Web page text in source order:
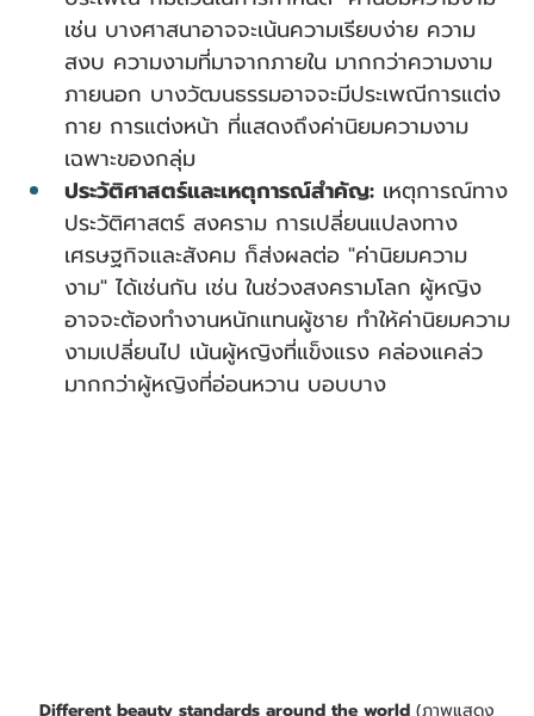
เช่น บางศาสนาอาจจะเน้นความเรียบง่าย ความ
สงบ ความงามที่มาจากภายใน มากกว่าความงาม
ภายนอก บางวัฒนธรรมอาจจะมีประเพณีการแต่ง
กาย การแต่งหน้า ที่แสดงถึงค่านิยมความงาม
เฉพาะของกลุ่ม
ประวัติศาสตร์และเหตุการณ์สำคัญ: เหตุการณ์ทาง
ประวัติศาสตร์ สงคราม การเปลี่ยนแปลงทาง
เศรษฐกิจและสังคม ก็ส่งผลต่อ "ค่านิยมความ
งาม" ได้เช่นกัน เช่น ในช่วงสงครามโลก ผู้หญิง
อาจจะต้องทำงานหนักแทนผู้ชาย ทำให้ค่านิยมความ
งามเปลี่ยนไป เน้นผู้หญิงที่แข็งแรง คล่องแคล่ว
มากกว่าผู้หญิงที่อ่อนหวาน บอบบาง